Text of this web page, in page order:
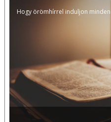
Hogy örömhírrel induljon minden